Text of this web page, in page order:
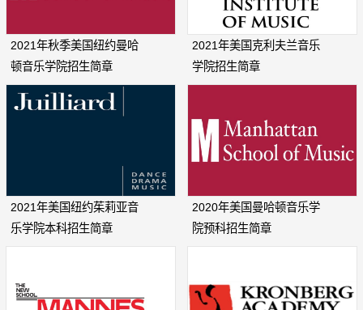
2021年秋季美国纽约曼哈
顿音乐学院招生简章
2021年美国克利夫兰音乐
学院招生简章
2021年美国纽约茱莉亚音
乐学院本科招生简章
2020年美国曼哈顿音乐学
院预科招生简章